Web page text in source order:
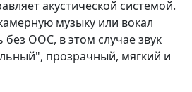
акустической системой.
музыку или вокал
ООС, в этом случае звук
прозрачный, мягкий и